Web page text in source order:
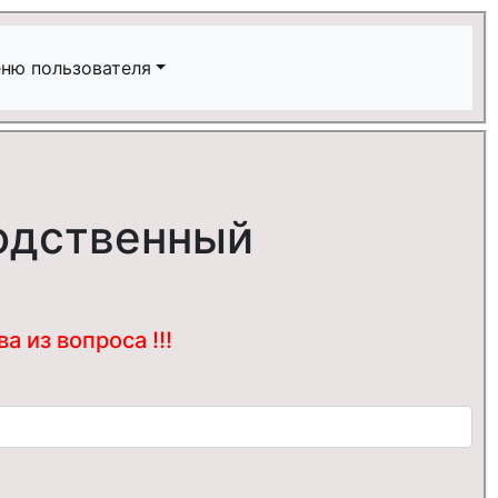
пользователя
из вопроса !!!